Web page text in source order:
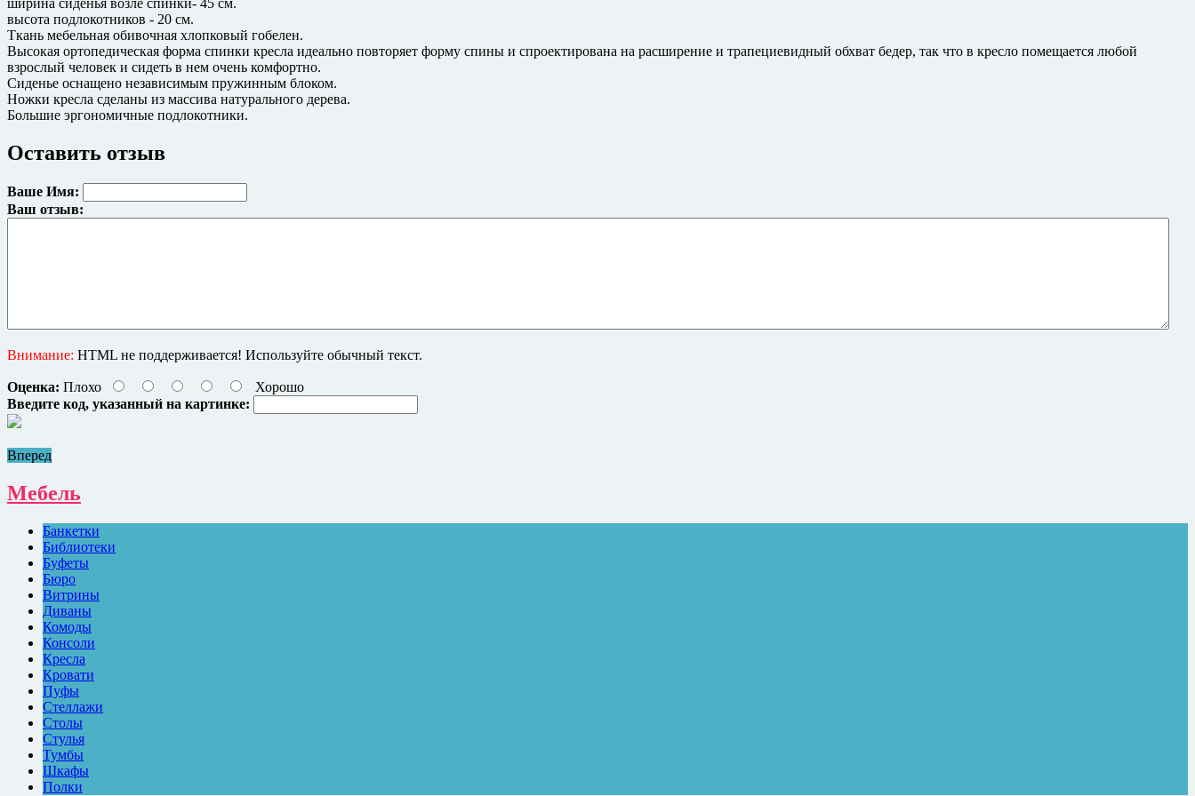
ширина сиденья возле спинки- 45 см.
высота подлокотников - 20 см.
Ткань мебельная обивочная хлопковый гобелен.
Высокая ортопедическая форма спинки кресла идеально повторяет форму спины и спроектирована на расширение и трапециевидный обхват бедер, так что в кресло помещается любой
взрослый человек и сидеть в нем очень комфортно.
Сиденье оснащено независимым пружинным блоком.
Ножки кресла сделаны из массива натурального дерева.
Большие эргономичные подлокотники.
Оставить отзыв
Ваше Имя:
Ваш отзыв:
Внимание: HTML не поддерживается! Используйте обычный текст.
Оценка: Плохо
Хорошо
Введите код, указанный на картинке:
Вперед
Мебель
Банкетки
Библиотеки
Буфеты
Бюро
Витрины
Диваны
Комоды
Консоли
Кресла
Кровати
Пуфы
Стеллажи
Столы
Стулья
Тумбы
Шкафы
Полки